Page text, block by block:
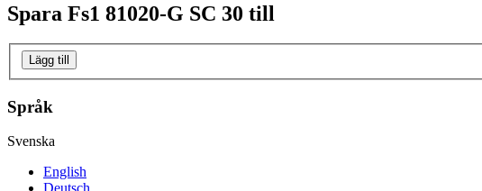
Spara Fs1 81020-G SC 30 till
Lägg till
Språk
Svenska
English